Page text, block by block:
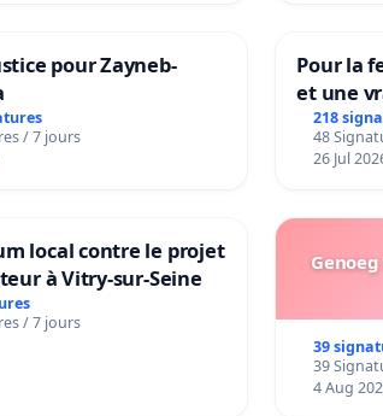
saluons le sacrifices des
un enseignement et un extra-
à leurs actions et face au climat scolaire
agité lié à ces réformes, nous
des examens de juin 2026
la prise en compte de cette dernière lors des
de fin d’année, et un
en situation d'échec.
pour Zayneb-
/ 7 jours
Pour la
et une
la
218
48
26 Jul
local contre le projet
à Vitry-sur-Seine
/ 7 jours
39
39
4 Aug